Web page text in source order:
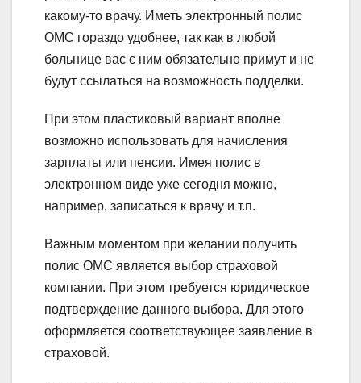
какому-то врачу. Иметь электронный полис
ОМС гораздо удобнее, так как в любой
больнице вас с ним обязательно примут и не
будут ссылаться на возможность подделки.
При этом пластиковый вариант вполне
возможно использовать для начисления
зарплаты или пенсии. Имея полис в
электронном виде уже сегодня можно,
например, записаться к врачу и т.п.
Важным моментом при желании получить
полис ОМС является выбор страховой
компании. При этом требуется юридическое
подтверждение данного выбора. Для этого
оформляется соответствующее заявление в
страховой.